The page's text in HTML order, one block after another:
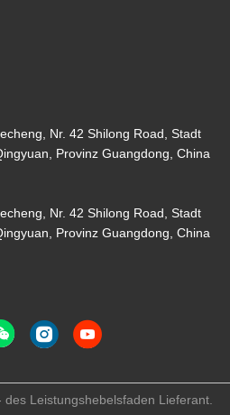
Nr. 42 Shilong Road, Stadt
Provinz Guangdong, China
Nr. 42 Shilong Road, Stadt
Provinz Guangdong, China
Leistungshebelsfaden Lieferant.